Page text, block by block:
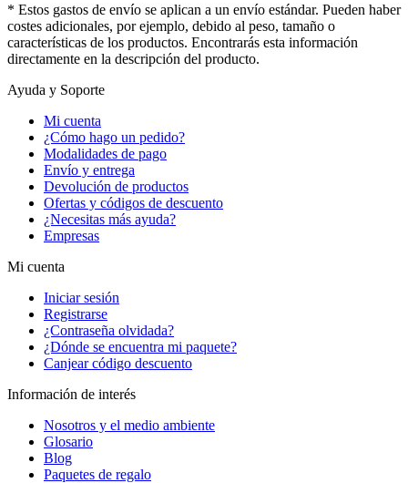
* Estos gastos de envío se aplican a un envío estándar. Pueden haber
costes adicionales, por ejemplo, debido al peso, tamaño o
características de los productos. Encontrarás esta información
directamente en la descripción del producto.
Ayuda y Soporte
Mi cuenta
¿Cómo hago un pedido?
Modalidades de pago
Envío y entrega
Devolución de productos
Ofertas y códigos de descuento
¿Necesitas más ayuda?
Empresas
Mi cuenta
Iniciar sesión
Registrarse
¿Contraseña olvidada?
¿Dónde se encuentra mi paquete?
Canjear código descuento
Información de interés
Nosotros y el medio ambiente
Glosario
Blog
Paquetes de regalo